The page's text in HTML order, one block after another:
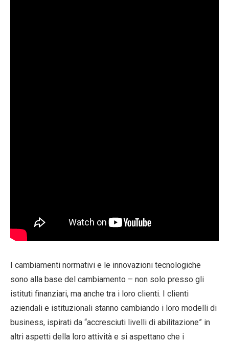
I cambiamenti normativi e le innovazioni tecnologiche
sono alla base del cambiamento – non solo presso gli
istituti finanziari, ma anche tra i loro clienti. I clienti
aziendali e istituzionali stanno cambiando i loro modelli di
business, ispirati da “accresciuti livelli di abilitazione” in
altri aspetti della loro attività e si aspettano che i